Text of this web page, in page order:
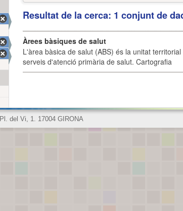
Resultat de la cerca: 1 conjunt de
Àrees bàsiques de salut
L'àrea bàsica de salut (ABS) és la unitat
serveis d'atenció primària de salut. Cartografia
Pl. del Vi, 1. 17004 GIRONA